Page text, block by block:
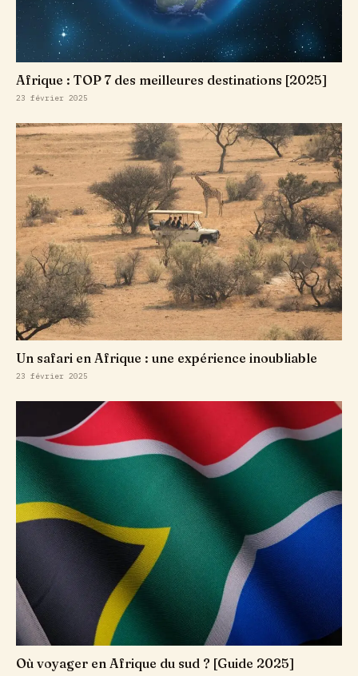
Afrique : TOP 7 des meilleures destinations [2025]
23 février 2025
Un safari en Afrique : une expérience inoubliable
23 février 2025
Où voyager en Afrique du sud ? [Guide 2025]